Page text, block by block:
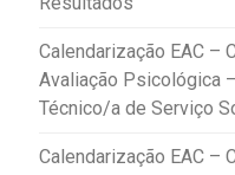
Calendarização EAC –
Avaliação Psicológica
Técnico/a de Serviço
Calendarização EAC –